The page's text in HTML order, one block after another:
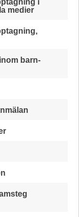
i
medier
barn-